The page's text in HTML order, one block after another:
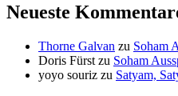
Neueste
Thorne Galvan zu Soham
Doris Fürst zu Soham
yoyo souriz zu Satyam,